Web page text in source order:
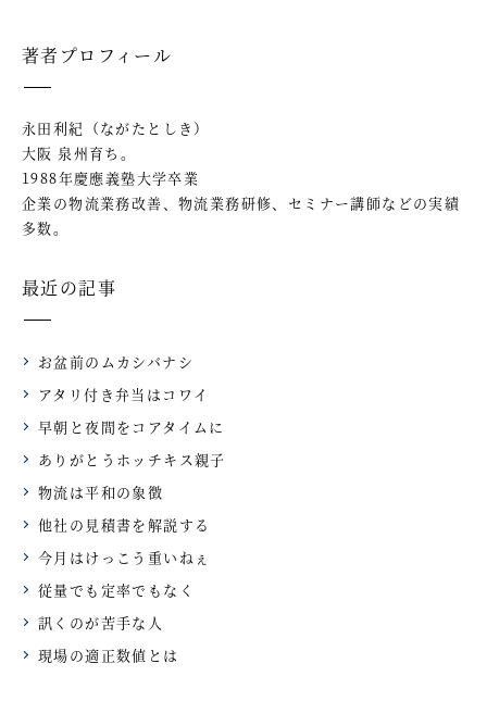
著者プロフィール
永田利紀（ながたとしき）
大阪 泉州育ち。
1988年慶應義塾大学卒業
企業の物流業務改善、物流業務研修、セミナー講師などの実績
多数。
最近の記事
お盆前のムカシバナシ
アタリ付き弁当はコワイ
早朝と夜間をコアタイムに
ありがとうホッチキス親子
物流は平和の象徴
他社の見積書を解説する
今月はけっこう重いねぇ
従量でも定率でもなく
訊くのが苦手な人
現場の適正数値とは